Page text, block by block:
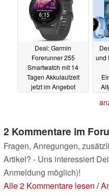
Deal: Garmin
Forerunner 255
Smartwatch mit 14
Tagen Akkulaufzeit
jetzt im Angebot
und
2 Kommentare im
Fragen, Anregungen,
Artikel? - Uns interessiert
Anmeldung möglich)!
Alle 2 Kommentare lesen /